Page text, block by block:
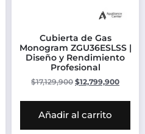
Cubierta de Gas
Monogram ZGU36ESLSS |
Diseño y Rendimiento
Profesional
$17,129,900 $12,799,900
Añadir al carrito